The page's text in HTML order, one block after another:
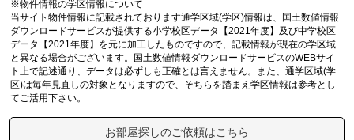
※物件情報の学区情報について
当サイト物件情報に記載されております通学区域(学区)情報は、国土数値情報
ダウンロードサービスが提供する小学校区データ【2021年度】及び中学校区
データ【2021年度】を元に加工したものですので、記載情報が現在の学区域
と異なる場合がございます。国土数値情報ダウンロードサービスのWEBサイ
ト上で記述通り、データは必ずしも正確とは言えません。また、通学区域(学
区)は毎年見直しの対象となりますので、そちらを踏まえ学区情報は参考とし
てご活用下さい。
お部屋探しのご依頼はこちら